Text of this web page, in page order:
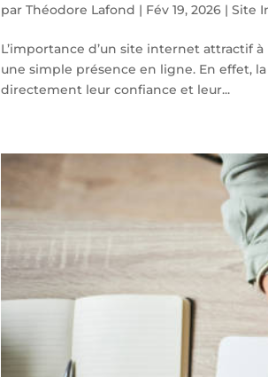
parThéodore Lafond | Fév 19, 2026 |Site
L’importance d’un site internet attractif
une simple présence en ligne. En effet,
directement leur confiance et leur...